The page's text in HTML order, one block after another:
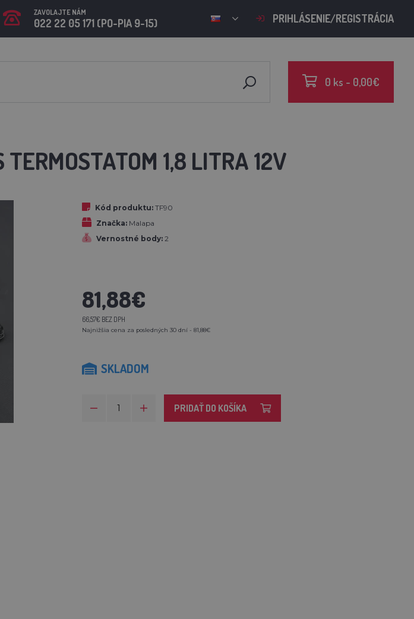
ZAVOLAJTE NÁM
022 22 05 171 (PO-PIA 9-15) PRIHLÁSENIE/REGISTRÁCIA
0 ks - 0,00€
1,8 LITRA 12V
Kód produktu: TF90
Značka: Malapa
Vernostné body: 2
81,88€
66,57€ BEZ DPH
Najnižšia cena za posledných 30 dní - 81,88€
SKLADOM
PRIDAŤ DO KOŠÍKA